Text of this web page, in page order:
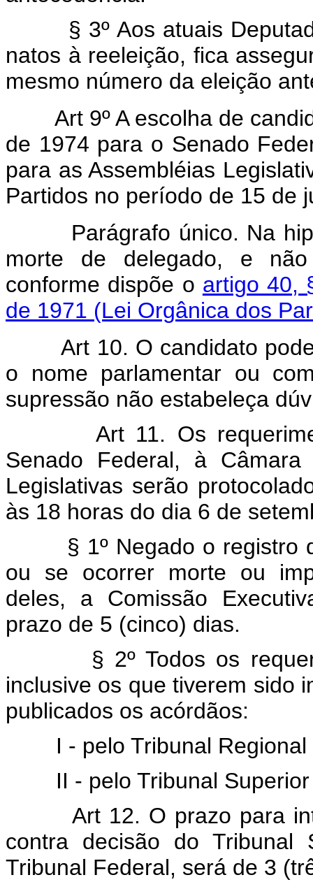
§ 3º Aos atuais
natos à reeleição, fica
mesmo número da eleição
Art 9º A escolha de
de 1974 para o Senado
para asAssembléias
Partidos no período de 15 de
Parágrafo único. Na
morte de delegado, e não
conforme dispõe o artigo 40,
de 1971 (Lei Orgânica dos
Art 10. O candidato
o nome parlamentar ou
supressão não estabeleça
Art 11. Os
Senado Federal, à
Legislativas serão
às 18 horas do dia 6 de
§ 1º Negado o registro
ou se ocorrer morte ou
deles, a Comissão
prazo de 5 (cinco) dias.
§ 2º Todos os
inclusive os que tiverem sido
publicados os acórdãos:
I - pelo Tribunal Regional
II - pelo Tribunal Superior
Art 12. O prazo para
contra decisão do Tribunal
Tribunal Federal, será de 3